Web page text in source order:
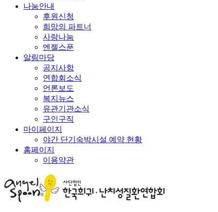
나눔안내
후원신청
희망의 파트너
사랑나눔
엔젤스푼
알림마당
공지사항
연합회소식
언론보도
복지뉴스
유관기관소식
구인구직
마이페이지
야간 단기숙박시설 예약 현황
홈페이지
이용약관